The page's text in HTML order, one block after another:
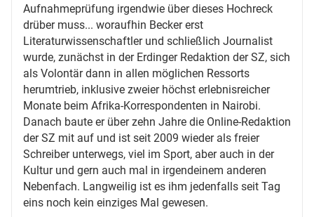
Aufnahmeprüfung irgendwie über dieses Hochreck
drüber muss... woraufhin Becker erst
Literaturwissenschaftler und schließlich Journalist
wurde, zunächst in der Erdinger Redaktion der SZ, sich
als Volontär dann in allen möglichen Ressorts
herumtrieb, inklusive zweier höchst erlebnisreicher
Monate beim Afrika-Korrespondenten in Nairobi.
Danach baute er über zehn Jahre die Online-Redaktion
der SZ mit auf und ist seit 2009 wieder als freier
Schreiber unterwegs, viel im Sport, aber auch in der
Kultur und gern auch mal in irgendeinem anderen
Nebenfach. Langweilig ist es ihm jedenfalls seit Tag
eins noch kein einziges Mal gewesen.